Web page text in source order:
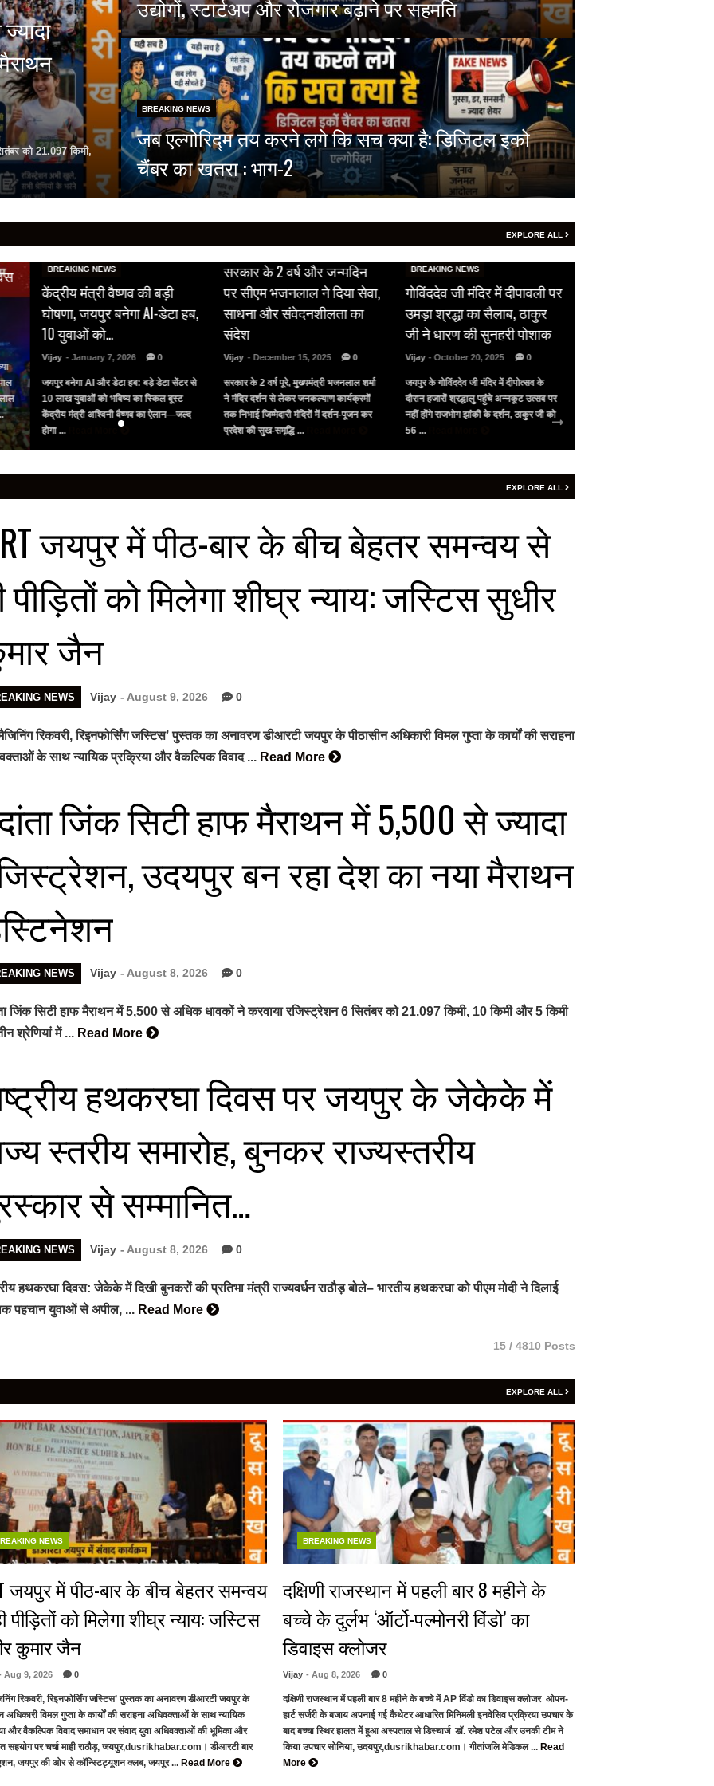
को 21.097 किमी,
उद्योगों, स्टार्टअप और रोजगार बढ़ाने पर सहमति
BREAKING NEWS
जब एल्गोरिद्म तय करने लगे कि सच क्या है: डिजिटल इको
चैंबर का खतरा : भाग-2
EXPLORE ALL
से
BREAKING NEWS
सरकार के 2 वर्ष और जन्मदिन
पर सीएम भजनलाल ने दिया सेवा,
साधना और संवेदनशीलता का
संदेश
Vijay - December 15, 2025
सरकार के 2 वर्ष पूरे, मुख्यमंत्री भजनलाल शर्मा
ने मंदिर दर्शन से लेकर जनकल्याण कार्यक्रमों
तक निभाई जिम्मेदारी मंदिरों में दर्शन-पूजन कर
प्रदेश की सुख-समृद्धि ...
BREAKING NEWS
गोविंददेव जी मंदिर में दीपावली पर
उमड़ा श्रद्धा का सैलाब, ठाकुर
जी ने धारण की सुनहरी पोशाक
Vijay - October 20, 2025 0
जयपुर के गोविंददेव जी मंदिर में दीपोत्सव के
दौरान हजारों श्रद्धालु पहुंचे अन्नकूट उत्सव पर
नहीं होंगे राजभोग झांकी के दर्शन, ठाकुर जी को
56 ... Read More
HOT NEWS
सीजफायर का उल्लंघन,
पाकिस्तान ने दिखाई अपनी
औकात, भारतीय सेना को सरकार
ने दिया फ्री हैंड…
Vijay - May 10, 2025
भारत के सामने गिड़गिड़ाया, फिर आंख दिखाई
पाकिस्तान ने अमेरिका की मध्यस्थता से
सीजफायर, 4 घंटे भी नहीं चला युद्ध विराम
शनिवार रात 9 बजे ...
EXPLORE ALL
जयपुर में पीठ-बार के बीच बेहतर समन्वय से
पीड़ितों को मिलेगा शीघ्र न्याय: जस्टिस सुधीर
जैन
NEWS Vijay - August 9, 2026 0
रिकवरी, रिइनफोर्सिंग जस्टिस’ पुस्तक का अनावरण डीआरटी जयपुर के पीठासीन अधिकारी विमल गुप्ता के कार्यों की सराहना
के साथ न्यायिक प्रक्रिया और वैकल्पिक विवाद ... Read More
जिंक सिटी हाफ मैराथन में 5,500 से ज्यादा
उदयपुर बन रहा देश का नया मैराथन
NEWS Vijay - August 8, 2026 0
जिंक सिटी हाफ मैराथन में 5,500 से अधिक धावकों ने करवाया रजिस्ट्रेशन 6 सितंबर को 21.097 किमी, 10 किमी और 5 किमी
श्रेणियां में ... Read More
हथकरघा दिवस पर जयपुर के जेकेके में
स्तरीय समारोह, बुनकर राज्यस्तरीय
से सम्मानित…
NEWS Vijay - August 8, 2026 0
हथकरघा दिवस: जेकेके में दिखी बुनकरों की प्रतिभा मंत्री राज्यवर्धन राठौड़ बोले– भारतीय हथकरघा को पीएम मोदी ने दिलाई
पहचान युवाओं से अपील, ... Read More
15 / 4810 Posts
EXPLORE ALL
NEWS
जयपुर में पीठ-बार के बीच बेहतर समन्वय
पीड़ितों को मिलेगा शीघ्र न्याय: जस्टिस
कुमार जैन
Aug 9, 2026 0
रिकवरी, रिइनफोर्सिंग जस्टिस’ पुस्तक का अनावरण डीआरटी जयपुर के
अधिकारी विमल गुप्ता के कार्यों की सराहना अधिवक्ताओं के साथ न्यायिक
और वैकल्पिक विवाद समाधान पर संवाद युवा अधिवक्ताओं की भूमिका और
सहयोग पर चर्चा माही राठौड़, जयपुर,dusrikhabar.com। डीआरटी बार
जयपुर की ओर से कॉन्स्टिट्यूशन क्लब, जयपुर ... Read More
BREAKING NEWS
दक्षिणी राजस्थान में पहली बार 8 महीने के
बच्चे के दुर्लभ ‘ऑर्टो-पल्मोनरी विंडो’ का
डिवाइस क्लोजर
Vijay - Aug 8, 2026 0
दक्षिणी राजस्थान में पहली बार 8 महीने के बच्चे में AP विंडो का डिवाइस क्लोजर ओपन-
हार्ट सर्जरी के बजाय अपनाई गई कैथेटर आधारित मिनिमली इनवेसिव प्रक्रिया उपचार के
बाद बच्चा स्थिर हालत में हुआ अस्पताल से डिस्चार्ज डॉ. रमेश पटेल और उनकी टीम ने
किया उपचार सोनिया, उदयपुर,dusrikhabar.com। गीतांजलि मेडिकल ... Read
More